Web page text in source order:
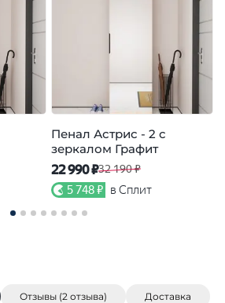
Пенал Астрис - 2 с
зеркалом Графит
22 990 ₽32 190 ₽
5 748 ₽ в Сплит
Отзывы (2 отзыва) Доставка